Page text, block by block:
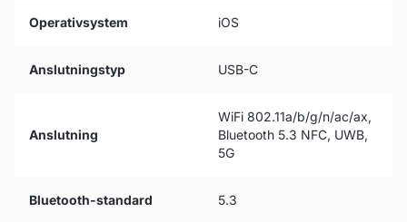
Operativsystem iOS
Anslutningstyp USB-C
Anslutning
WiFi 802.11a/b/g/n/ac/ax,
Bluetooth 5.3 NFC, UWB,
5G
Bluetooth-standard 5.3